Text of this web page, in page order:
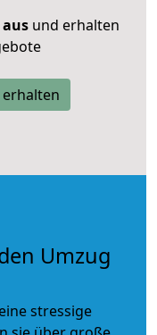
und erhalten
Umzug
stressige